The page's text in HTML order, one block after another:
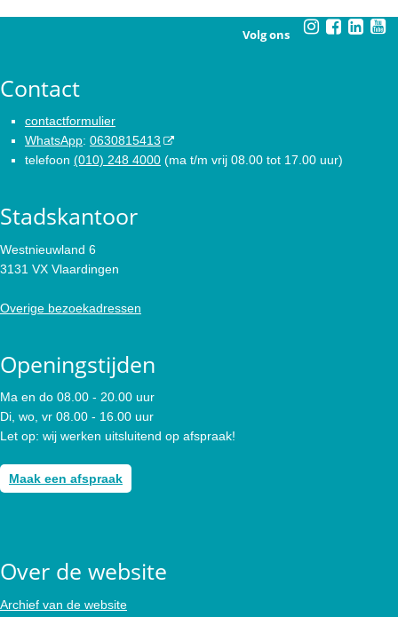
Volg ons
Contact
contactformulier
WhatsApp: 0630815413
telefoon (010) 248 4000 (ma t/m vrij 08.00 tot 17.00 uur)
Stadskantoor
Westnieuwland 6
3131 VX Vlaardingen
Overige bezoekadressen
Openingstijden
Ma en do 08.00 - 20.00 uur
Di, wo, vr 08.00 - 16.00 uur
Let op: wij werken uitsluitend op afspraak!
Maak een afspraak
Over de website
Archief van de website